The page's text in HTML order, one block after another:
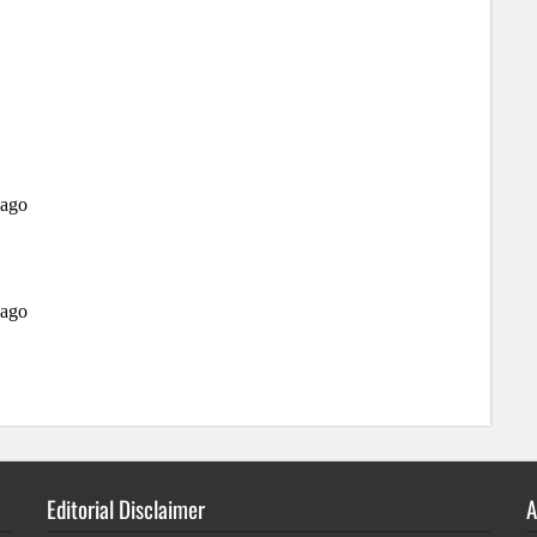
Editorial Disclaimer